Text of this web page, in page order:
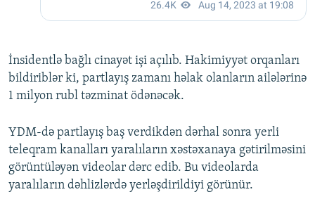
İnsidentlə bağlı cinayət işi açılıb. Hakimiyyət orqanları
bildiriblər ki, partlayış zamanı həlak olanların ailələrinə
1 milyon rubl təzminat ödənəcək.
YDM-də partlayış baş verdikdən dərhal sonra yerli
teleqram kanalları yaralıların xəstəxanaya gətirilməsini
görüntüləyən videolar dərc edib. Bu videolarda
yaralıların dəhlizlərdə yerləşdirildiyi görünür.